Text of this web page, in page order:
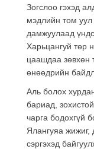
Зогслоо гэхэд
мэдлийн том
дамжуулаад
Харьцангуй төр
цаашдаа зөвхөн
өнөөдрийн
Аль болох
бариад,
чарга бодохгүй
Ялангуяа жижиг,
сэргэхэд